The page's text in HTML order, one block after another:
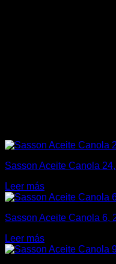
Sasson Aceite Canola
Leer más
Sasson Aceite Canola 6,
Leer más